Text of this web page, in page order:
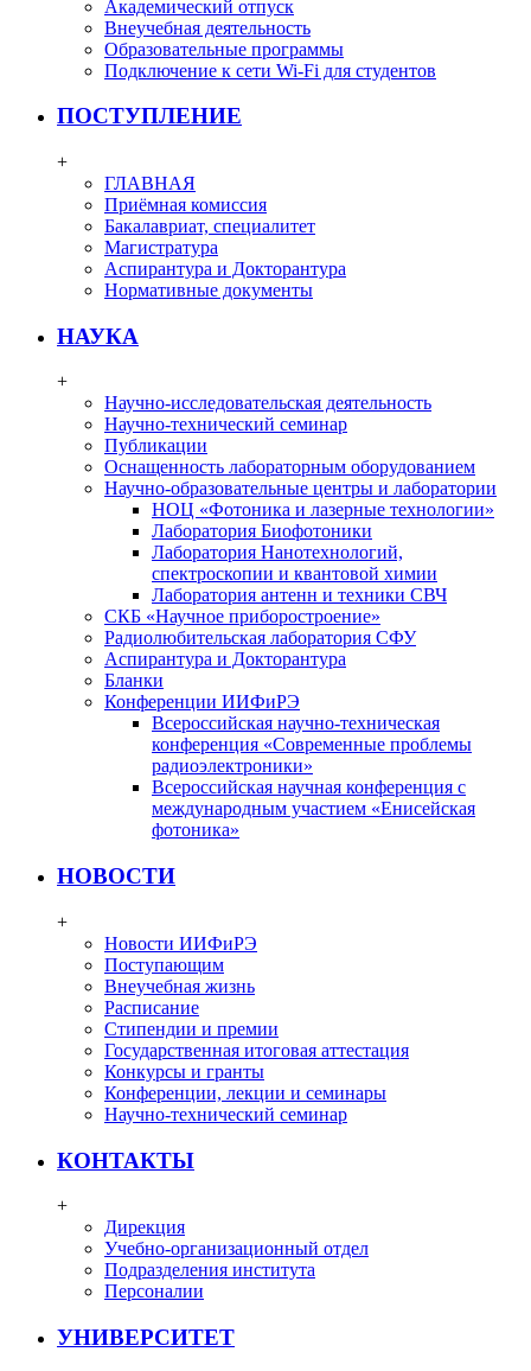
Академический отпуск
Внеучебная деятельность
Образовательные программы
Подключение к сети Wi-Fi для студентов
ПОСТУПЛЕНИЕ
+
ГЛАВНАЯ
Приёмная комиссия
Бакалавриат, специалитет
Магистратура
Аспирантура и Докторантура
Нормативные документы
НАУКА
+
Научно-исследовательская деятельность
Научно-технический семинар
Публикации
Оснащенность лабораторным оборудованием
Научно-образовательные центры и лаборатории
НОЦ «Фотоника и лазерные технологии»
Лаборатория Биофотоники
Лаборатория Нанотехнологий,
спектроскопии и квантовой химии
Лаборатория антенн и техники СВЧ
СКБ «Научное приборостроение»
Радиолюбительская лаборатория СФУ
Аспирантура и Докторантура
Бланки
Конференции ИИФиРЭ
Всероссийская научно-техническая
конференция «Современные проблемы
радиоэлектроники»
Всероссийская научная конференция с
международным участием «Енисейская
фотоника»
НОВОСТИ
+
Новости ИИФиРЭ
Поступающим
Внеучебная жизнь
Расписание
Стипендии и премии
Государственная итоговая аттестация
Конкурсы и гранты
Конференции, лекции и семинары
Научно-технический семинар
КОНТАКТЫ
+
Дирекция
Учебно-организационный отдел
Подразделения института
Персоналии
УНИВЕРСИТЕТ